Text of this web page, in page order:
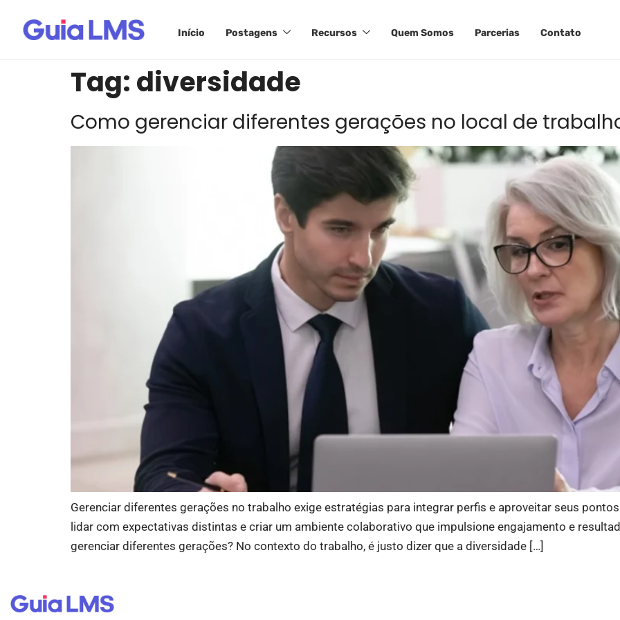
Início Postagens Recursos Quem Somos Parcerias Contato
Tag: diversidade
Como gerenciar diferentes gerações no local de
Gerenciar diferentes gerações no trabalho exige estratégias para integrar perfis e aproveitar seus
lidar com expectativas distintas e criar um ambiente colaborativo que impulsione engajamento e
gerenciar diferentes gerações? No contexto do trabalho, é justo dizer que a diversidade […]